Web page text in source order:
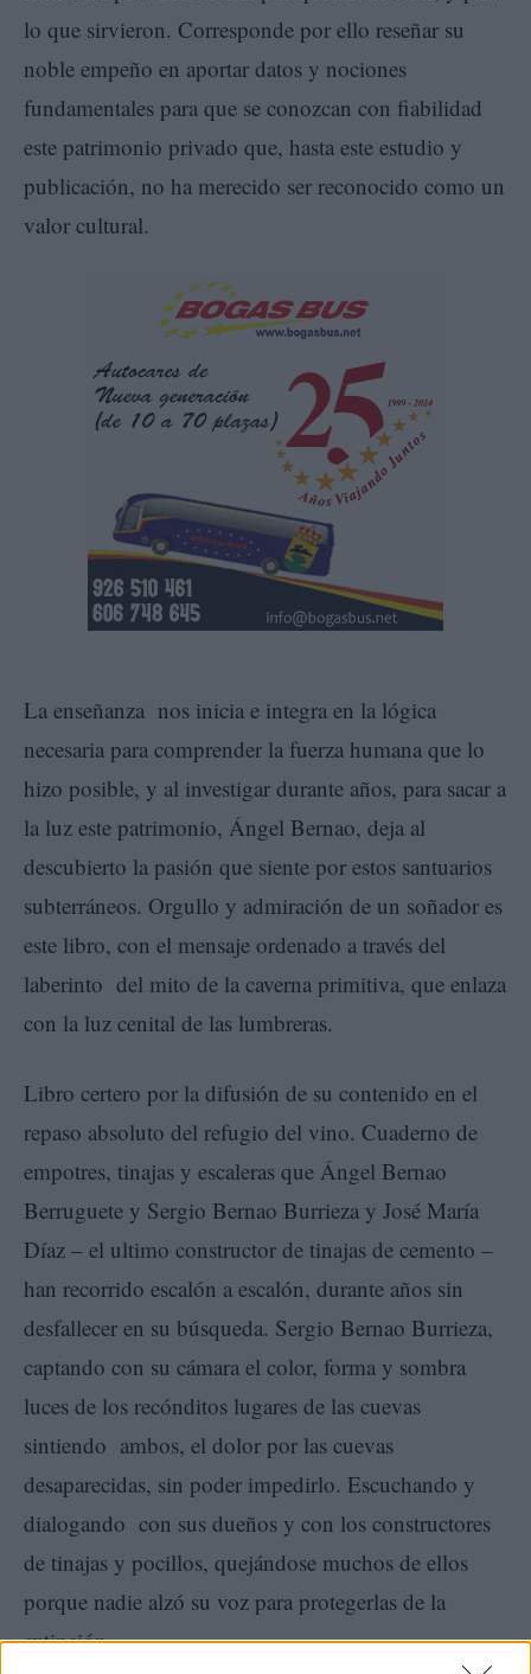
lo que sirvieron. Corresponde por ello reseñar su
noble empeño en aportar datos y nociones
fundamentales para que se conozcan con fiabilidad
este patrimonio privado que, hasta este estudio y
publicación, no ha merecido ser reconocido como un
valor cultural.
La enseñanza nos inicia e integra en la lógica
necesaria para comprender la fuerza humana que lo
hizo posible, y al investigar durante años, para sacar a
la luz este patrimonio, Ángel Bernao, deja al
descubierto la pasión que siente por estos santuarios
subterráneos. Orgullo y admiración de un soñador es
este libro, con el mensaje ordenado a través del
laberinto del mito de la caverna primitiva, que enlaza
con la luz cenital de las lumbreras.
Libro certero por la difusión de su contenido en el
repaso absoluto del refugio del vino. Cuaderno de
empotres, tinajas y escaleras que Ángel Bernao
Berruguete y Sergio Bernao Burrieza y José María
Díaz – el ultimo constructor de tinajas de cemento –
han recorrido escalón a escalón, durante años sin
desfallecer en su búsqueda. Sergio Bernao Burrieza,
captando con su cámara el color, forma y sombra
luces de los recónditos lugares de las cuevas
sintiendo ambos, el dolor por las cuevas
desaparecidas, sin poder impedirlo. Escuchando y
dialogando con sus dueños y con los constructores
de tinajas y pocillos, quejándose muchos de ellos
porque nadie alzó su voz para protegerlas de la
extinción.